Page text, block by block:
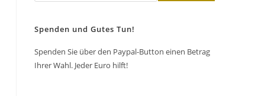
Spenden und Gutes Tun!
Spenden Sie über den Paypal-Button einen Betrag
Ihrer Wahl. Jeder Euro hilft!